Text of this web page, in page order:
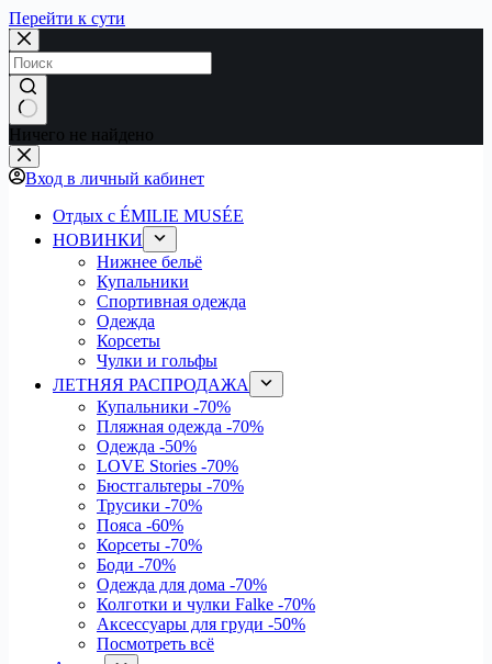
Перейти к сути
Ничего не найдено
Вход в личный кабинет
Отдых с ÉMILIE MUSÉE
НОВИНКИ
Нижнее бельё
Купальники
Спортивная одежда
Одежда
Корсеты
Чулки и гольфы
ЛЕТНЯЯ РАСПРОДАЖА
Купальники -70%
Пляжная одежда -70%
Одежда -50%
LOVE Stories -70%
Бюстгальтеры -70%
Трусики -70%
Пояса -60%
Корсеты -70%
Боди -70%
Одежда для дома -70%
Колготки и чулки Falke -70%
Аксессуары для груди -50%
Посмотреть всё